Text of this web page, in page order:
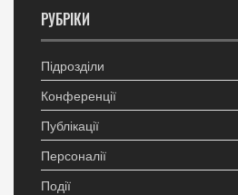
РУБРІКИ
Підрозділи
Конференції
Публікації
Персоналії
Події